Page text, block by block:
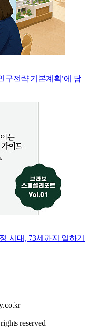
구전략 기본계획’에 담
시대, 73세까지 일하기
reserved